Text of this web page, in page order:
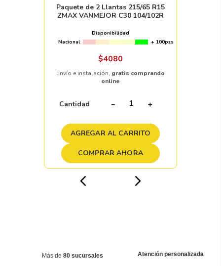
Paquete de 2 Llantas 215/65 R15
ZMAX VANMEJOR C30 104/102R
Disponibilidad
Nacional
+ 100pzs
$4080
Envío e instalación, gratis comprando
online
Cantidad ＋
－
AGREGAR AL CARRITO
COMPRAR AHORA
Más de 80 sucursales Atención personalizada